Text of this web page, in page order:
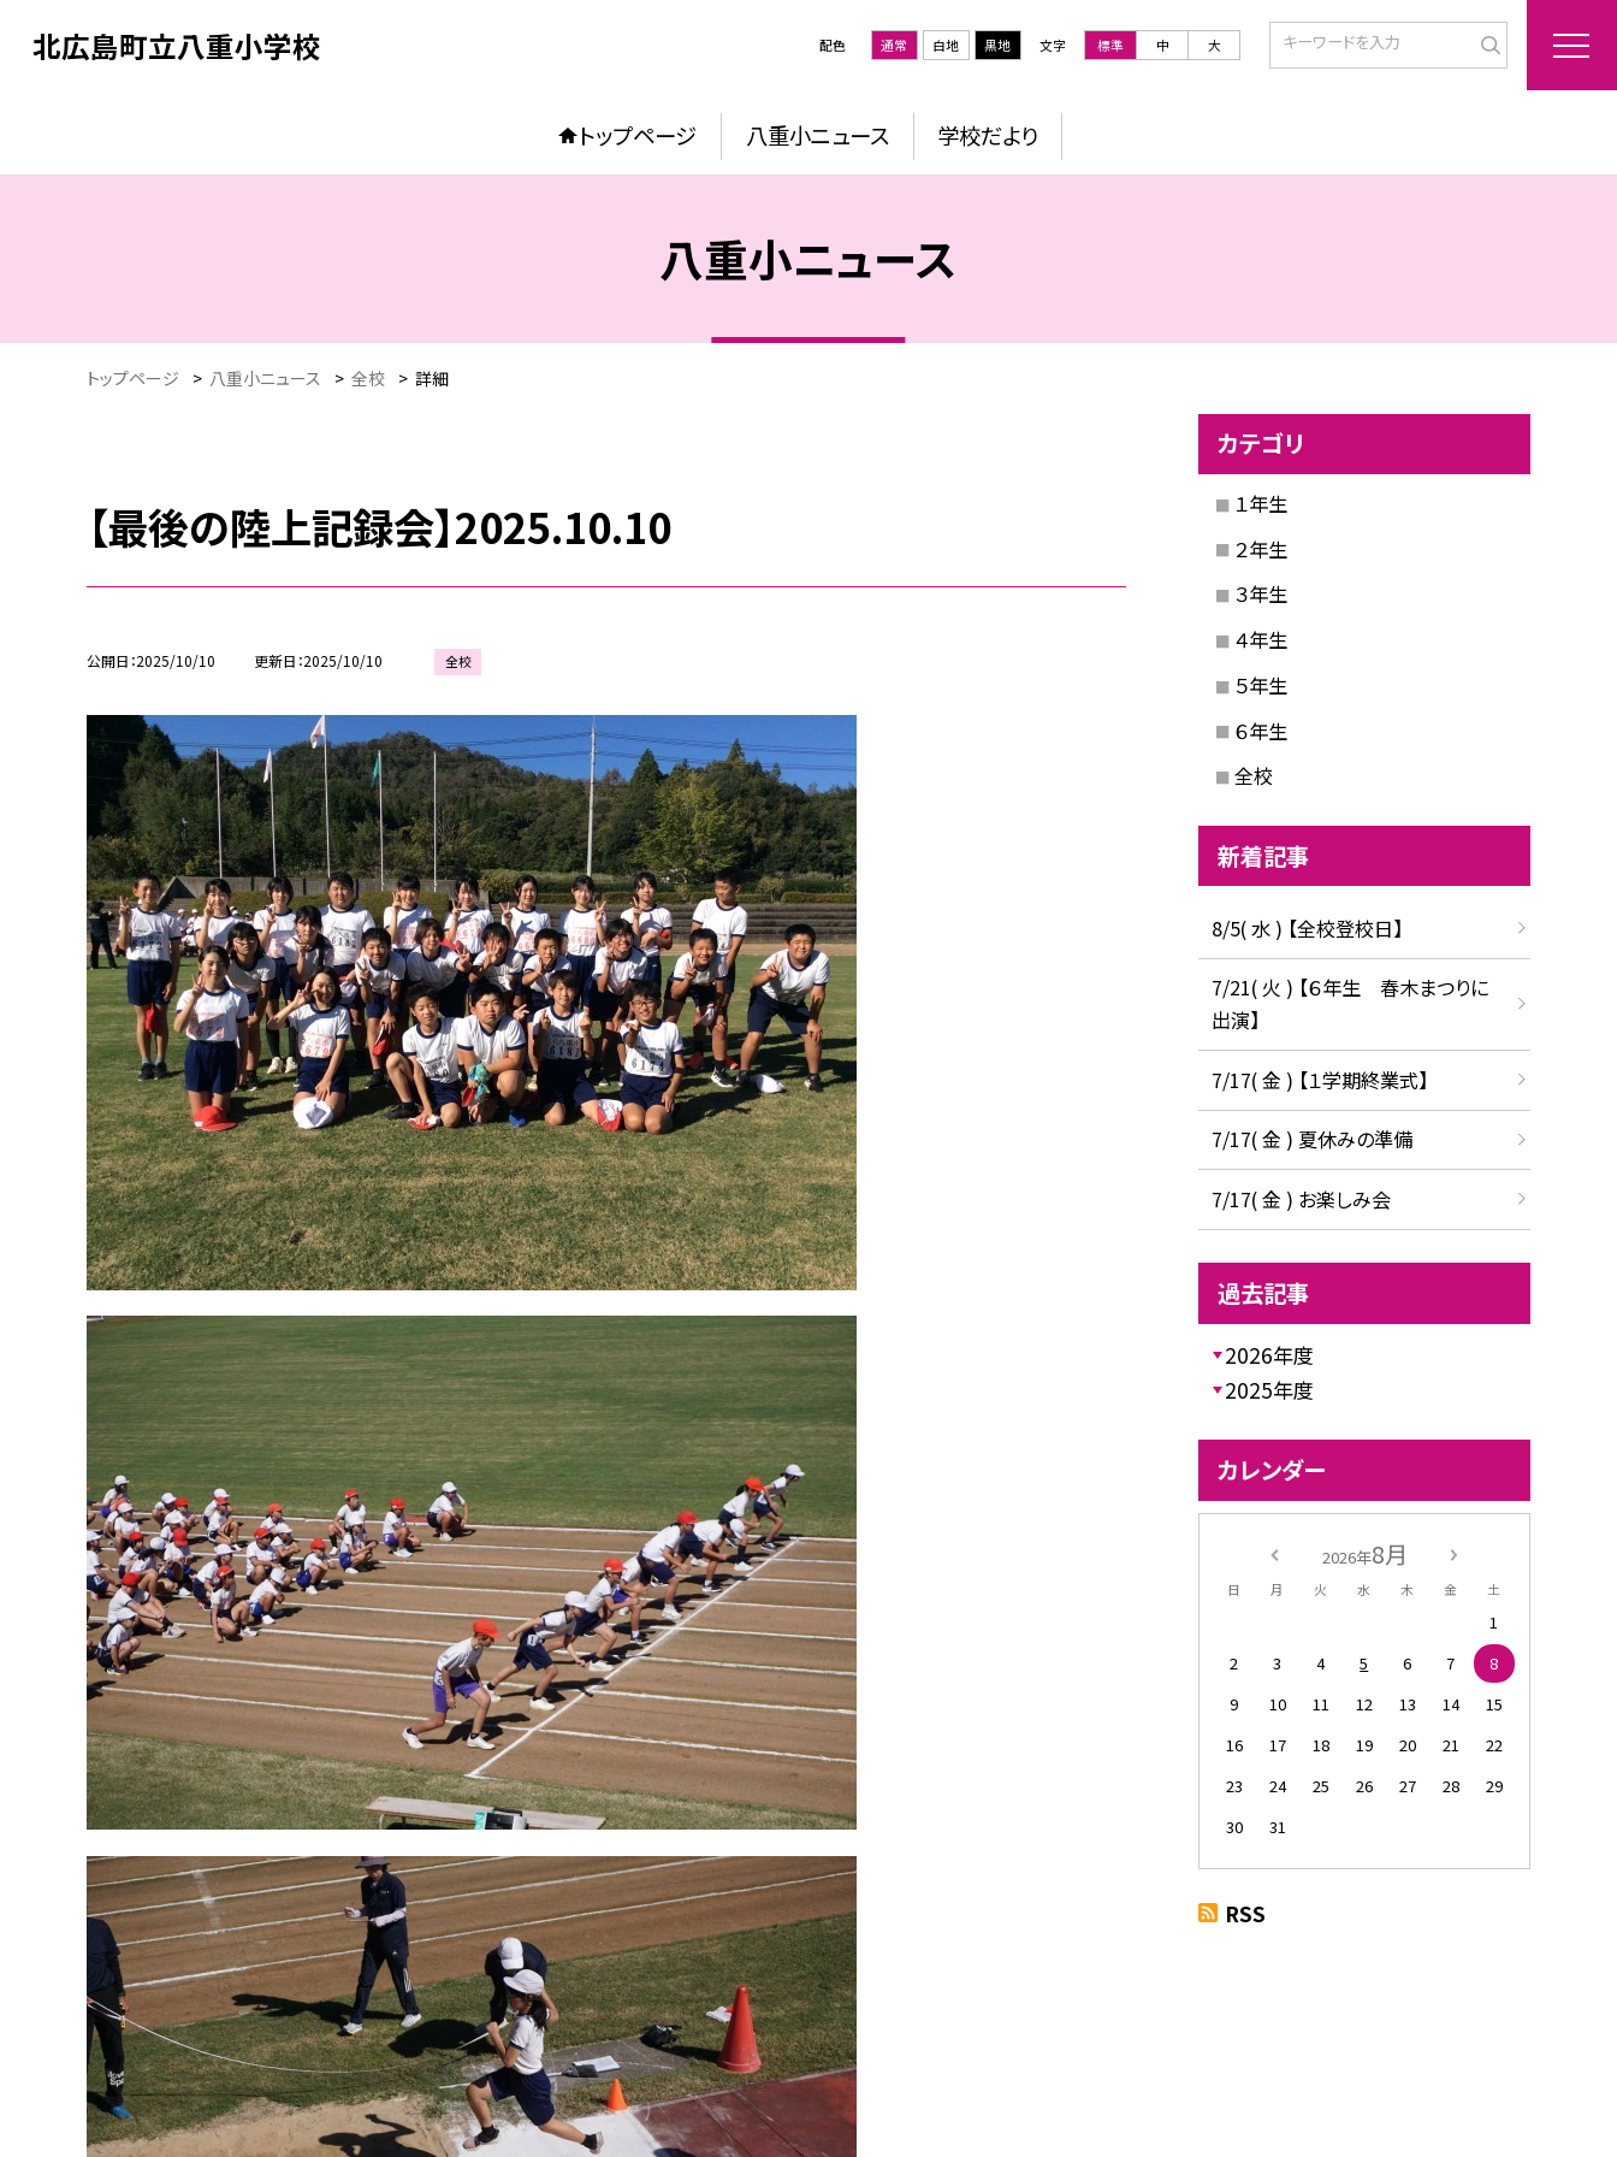
北広島町立八重小学校 配色 通常 白地 黒地 文字 標準 中 大
トップページ 八重小ニュース 学校だより
八重小ニュース
トップページ > 八重小ニュース > 全校 > 詳細
【最後の陸上記録会】2025.10.10
公開日 2025/10/10 更新日 2025/10/10 全校
カテゴリ
１年生
２年生
３年生
４年生
５年生
６年生
全校
新着記事
8/5( 水 ) 【全校登校日】
7/21( 火 ) 【６年生 春木まつりに
出演】
7/17( 金 ) 【１学期終業式】
7/17( 金 ) 夏休みの準備
7/17( 金 ) お楽しみ会
過去記事
2026年度
2025年度
カレンダー
2026年8月
日 月 火 水 木 金 土
1
2
3 4 5 6 7
8
9
10 11 12 13 14
15
16
17 18 19 20 21
22
23
24 25 26 27 28
29
30
31
RSS